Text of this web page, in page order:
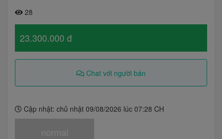
28
23.300.000 đ
Chat với người bán
Cập nhật: chủ nhật 09/08/2026 lúc 07:28 CH
normal